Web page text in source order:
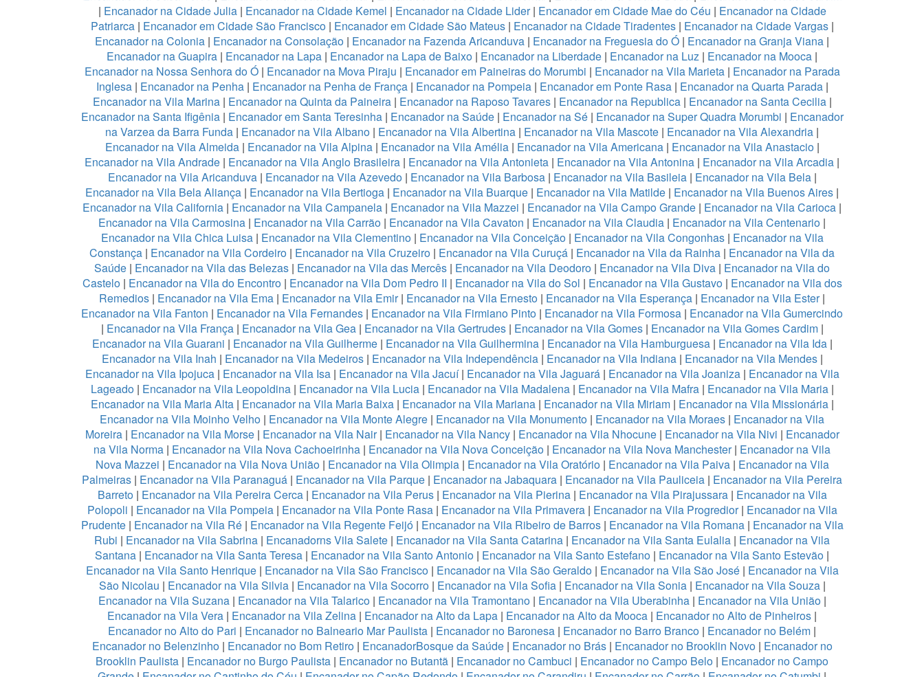
| Encanador na Cidade Julia | Encanador na Cidade Kemel | Encanador na Cidade Lider| Encanador em Cidade Mae do Céu | Encanador na Cidade
Patriarca| Encanador em Cidade São Francisco | Encanador em Cidade São Mateus| Encanador na Cidade Tiradentes| Encanador na Cidade Vargas |
Encanador na Colonia | Encanador na Consolação | Encanador na Fazenda Aricanduva | Encanador na Freguesia do Ó | Encanador na Granja Viana |
Encanador na Guapira | Encanador na Lapa | Encanador na Lapa de Baixo | Encanador na Liberdade | Encanador na Luz | Encanador na Mooca |
Encanador na Nossa Senhora do Ó| Encanador na Mova Piraju | Encanador em Paineiras do Morumbi | Encanador na Vila Marieta| Encanador na Parada
Inglesa | Encanador na Penha| Encanador na Penha de França | Encanador na Pompeia| Encanador em Ponte Rasa| Encanador na Quarta Parada|
Encanador na Vila Marina| Encanador na Quinta da Paineira| Encanador na Raposo Tavares| Encanador na Republica| Encanador na Santa Cecilia|
Encanador na Santa Ifigênia | Encanador em Santa Teresinha| Encanador na Saúde| Encanador na Sé| Encanador na Super Quadra Morumbi | Encanador
na Varzea da Barra Funda | Encanador na Vila Albano | Encanador na Vila Albertina | Encanador na Vila Mascote | Encanador na Vila Alexandria |
Encanador na Vila Almeida | Encanador na Vila Alpina | Encanador na Vila Amélia | Encanador na Vila Americana| Encanador na Vila Anastacio|
Encanador na Vila Andrade | Encanador na Vila Anglo Brasileira | Encanador na Vila Antonieta | Encanador na Vila Antonina | Encanador na Vila Arcadia |
Encanador na Vila Aricanduva| Encanador na Vila Azevedo| Encanador na Vila Barbosa| Encanador na Vila Basileia| Encanador na Vila Bela|
Encanador na Vila Bela Aliança | Encanador na Vila Bertioga | Encanador na Vila Buarque | Encanador na Vila Matilde | Encanador na Vila Buenos Aires |
Encanador na Vila California | Encanador na Vila Campanela | Encanador na Vila Mazzei | Encanador na Vila Campo Grande | Encanador na Vila Carioca |
Encanador na Vila Carmosina | Encanador na Vila Carrão | Encanador na Vila Cavaton | Encanador na Vila Claudia | Encanador na Vila Centenario |
Encanador na Vila Chica Luisa | Encanador na Vila Clementino| Encanador na Vila Conceição| Encanador na Vila Congonhas| Encanador na Vila
Constança | Encanador na Vila Cordeiro | Encanador na Vila Cruzeiro | Encanador na Vila Curuçá | Encanador na Vila da Rainha | Encanador na Vila da
Saúde | Encanador na Vila das Belezas | Encanador na Vila das Mercês | Encanador na Vila Deodoro | Encanador na Vila Diva | Encanador na Vila do
Castelo| Encanador na Vila do Encontro| Encanador na Vila Dom Pedro II | Encanador na Vila do Sol | Encanador na Vila Gustavo| Encanador na Vila dos
Remedios | Encanador na Vila Ema | Encanador na Vila Emir| Encanador na Vila Ernesto | Encanador na Vila Esperança | Encanador na Vila Ester|
Encanador na Vila Fanton | Encanador na Vila Fernandes | Encanador na Vila Firmiano Pinto | Encanador na Vila Formosa | Encanador na Vila Gumercindo
| Encanador na Vila França| Encanador na Vila Gea| Encanador na Vila Gertrudes| Encanador na Vila Gomes| Encanador na Vila Gomes Cardim|
Encanador na Vila Guarani | Encanador na Vila Guilherme| Encanador na Vila Guilhermina| Encanador na Vila Hamburguesa| Encanador na Vila Ida|
Encanador na Vila Inah | Encanador na Vila Medeiros| Encanador na Vila Independência| Encanador na Vila Indiana| Encanador na Vila Mendes|
Encanador na Vila Ipojuca| Encanador na Vila Isa| Encanador na Vila Jacuí| Encanador na Vila Jaguará| Encanador na Vila Joaniza| Encanador na Vila
Lageado| Encanador na Vila Leopoldina| Encanador na Vila Lucia| Encanador na Vila Madalena| Encanador na Vila Mafra | Encanador na Vila Maria|
Encanador na Vila Maria Alta| Encanador na Vila Maria Baixa| Encanador na Vila Mariana| Encanador na Vila Miriam| Encanador na Vila Missionária|
Encanador na Vila Moinho Velho | Encanador na Vila Monte Alegre | Encanador na Vila Monumento | Encanador na Vila Moraes | Encanador na Vila
Moreira| Encanador na Vila Morse| Encanador na Vila Nair| Encanador na Vila Nancy| Encanador na Vila Nhocune| Encanador na Vila Nivi | Encanador
na Vila Norma | Encanador na Vila Nova Cachoeirinha | Encanador na Vila Nova Conceição | Encanador na Vila Nova Manchester| Encanador na Vila
Nova Mazzei | Encanador na Vila Nova União| Encanador na Vila Olimpia| Encanador na Vila Oratório| Encanador na Vila Paiva| Encanador na Vila
Palmeiras | Encanador na Vila Paranaguá | Encanador na Vila Parque | Encanador na Jabaquara | Encanador na Vila Pauliceia | Encanador na Vila Pereira
Barreto| Encanador na Vila Pereira Cerca| Encanador na Vila Perus| Encanador na Vila Pierina| Encanador na Vila Pirajussara| Encanador na Vila
Polopoli | Encanador na Vila Pompeia| Encanador na Vila Ponte Rasa| Encanador na Vila Primavera| Encanador na Vila Progredior| Encanador na Vila
Prudente| Encanador na Vila Ré| Encanador na Vila Regente Feijó| Encanador na Vila Ribeiro de Barros| Encanador na Vila Romana| Encanador na Vila
Rubi | Encanador na Vila Sabrina | Encanadorns Vila Salete | Encanador na Vila Santa Catarina | Encanador na Vila Santa Eulalia | Encanador na Vila
Santana | Encanador na Vila Santa Teresa | Encanador na Vila Santo Antonio | Encanador na Vila Santo Estefano | Encanador na Vila Santo Estevão |
Encanador na Vila Santo Henrique| Encanador na Vila São Francisco| Encanador na Vila São Geraldo| Encanador na Vila São José| Encanador na Vila
São Nicolau | Encanador na Vila Silvia| Encanador na Vila Socorro| Encanador na Vila Sofia| Encanador na Vila Sonia| Encanador na Vila Souza|
Encanador na Vila Suzana| Encanador na Vila Talarico| Encanador na Vila Tramontano| Encanador na Vila Uberabinha| Encanador na Vila União|
Encanador na Vila Vera | Encanador na Vila Zelina | Encanador na Alto da Lapa | Encanador na Alto da Mooca | Encanador no Alto de Pinheiros |
Encanador no Alto do Pari | Encanador no Balneario Mar Paulista | Encanador no Baronesa | Encanador no Barro Branco | Encanador no Belém |
Encanador no Belenzinho| Encanador no Bom Retiro| EncanadorBosque da Saúde| Encanador no Brás| Encanador no Brooklin Novo| Encanador no
Brooklin Paulista | Encanador no Burgo Paulista | Encanador no Butantã | Encanador no Cambuci | Encanador no Campo Belo | Encanador no Campo